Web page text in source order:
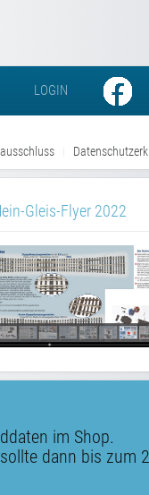
LOGIN
Gleis-Flyer 2022
im Shop.
dann bis zum